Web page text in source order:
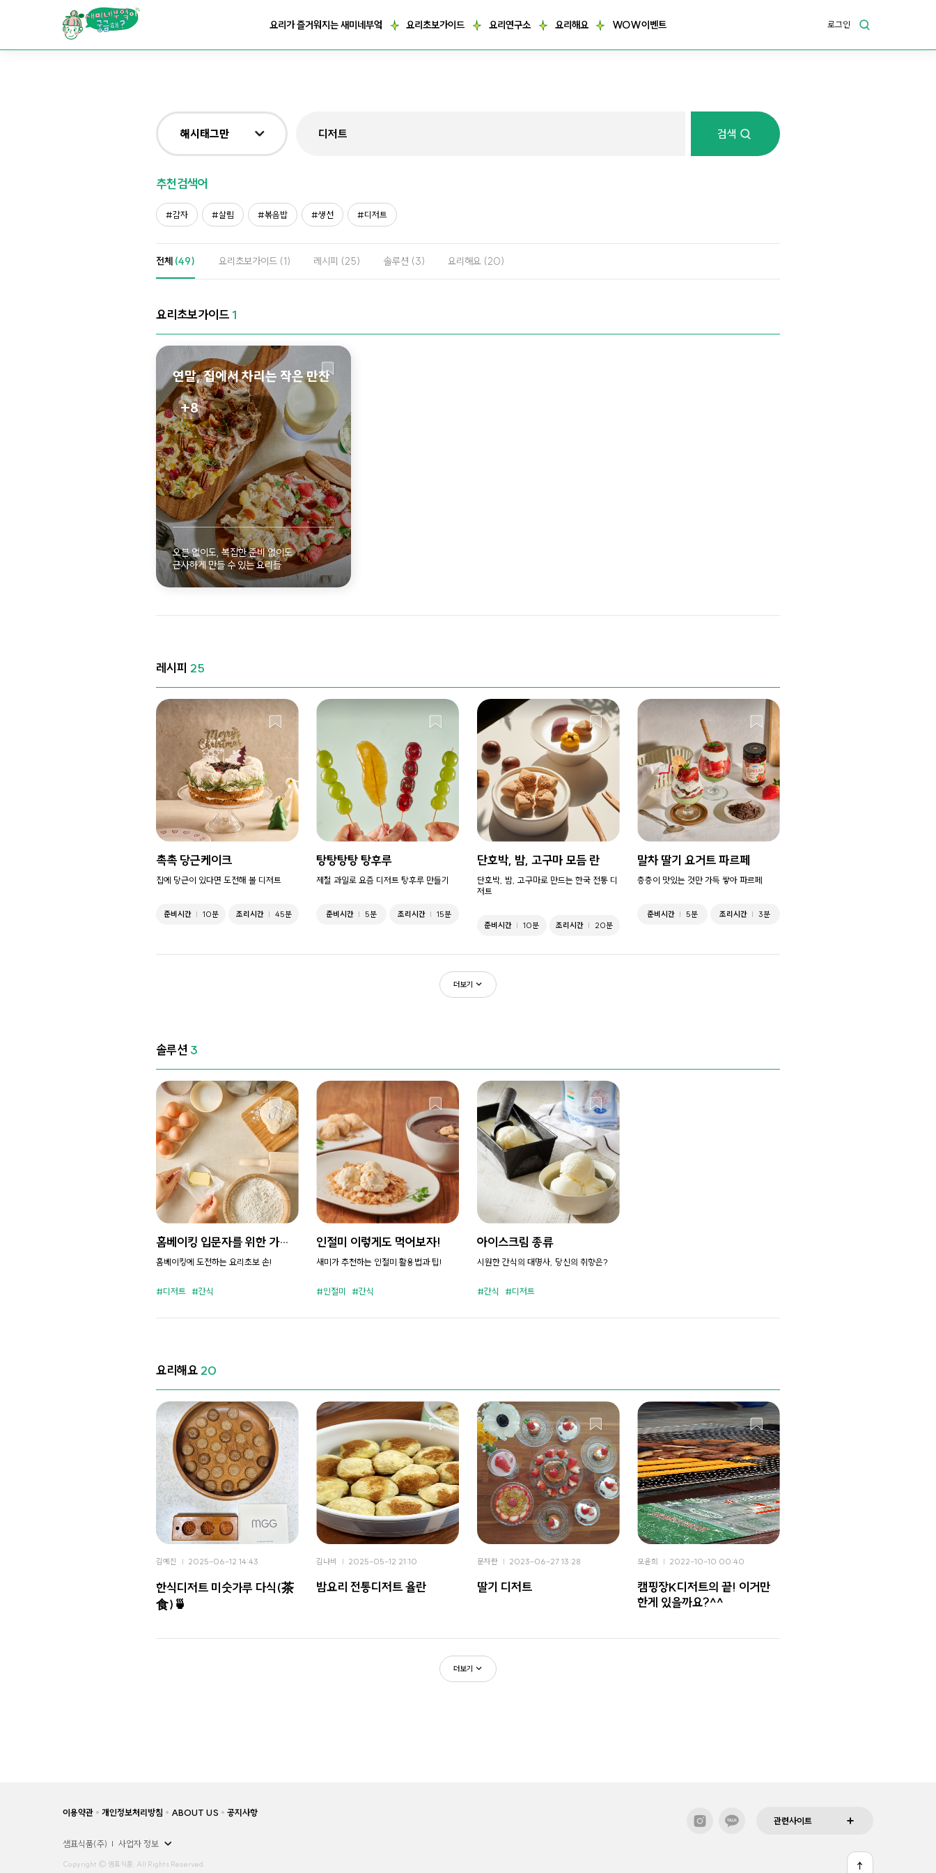
요리가
요리가 즐거워지는 새미네부엌 요리초보가이드 요리연구소 요리해요 WOW이벤트 로그인
해시태그만
전체
제목&내용만
재료만
해시태그만
검색
추천검색어
감자 살림 볶음밥 생선 디저트
전체 (49) 요리초보가이드 (1) 레시피 (25) 솔루션 (3) 요리해요 (20)
요리초보가이드 1
연말, 집에서 차리는 작은 만찬
8
오븐 없이도, 복잡한 준비 없이도
근사하게 만들 수 있는 요리들
자세히 보기
레시피 25
촉촉 당근케이크
집에 당근이 있다면 도전해 볼 디저트
준비시간 10분 조리시간 45분
탕탕탕탕 탕후루
제철 과일로 요즘 디저트 탕후루 만들기
준비시간 5분 조리시간 15분
단호박, 밤, 고구마 모듬 란
단호박, 밤, 고구마로 만드는 한국 전통 디
저트
준비시간 10분 조리시간 20분
말차 딸기 요거트 파르페
층층이 맛있는 것만 가득 쌓아 파르페
준비시간 5분 조리시간 3분
더보기
솔루션 3
홈베이킹 입문자를 위한 가이
드
홈베이킹에 도전하는 요리초보 손!
디저트 간식
인절미 이렇게도 먹어보자!
새미가 추천하는 인절미 활용법과 팁!
인절미 간식
아이스크림 종류
시원한 간식의 대명사, 당신의 취향은?
간식 디저트
요리해요 20
김예진 2025-06-12 14:43
한식디저트 미숫가루 다식(茶
食)🍵
김나비 2025-05-12 21:10
밤요리 전통디저트 율란
문자란 2023-06-27 13:28
딸기 디저트
모윤희 2022-10-10 00:40
캠핑장K디저트의 끝! 이거만
한게 있을까요?^^
더보기
이용약관 개인정보처리방침 ABOUT US 공지사항
샘표식품(주) 사업자 정보
Copyright © 샘표식품, All Rights Reserved.
관련사이트